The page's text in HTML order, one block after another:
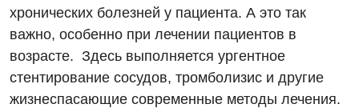
Видео
Компьютерная томография
Магнитно-резонансная томография
Маммография
Нейросонография
Онкологическое отделение
Отдел госпитализации
Отделение интенсивной терапии
Декларирование
хронических болезней у пациента. А это так
важно, особенно при лечении пациентов в
возрасте. Здесь выполняется ургентное
стентирование сосудов, тромболизис и другие
жизнеспасающие современные методы лечения.